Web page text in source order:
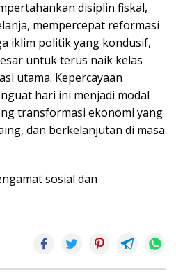
disiplin fiskal,
mempercepat reformasi
iklim politik yang kondusif,
untuk terus naik kelas
utama. Kepercayaan
hari ini menjadi modal
transformasi ekonomi yang
dan berkelanjutan di masa
sosial dan